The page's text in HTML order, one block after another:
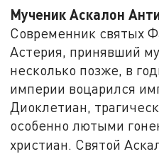
Мученик Аскалон
Современник святых
Астерия, принявший
несколько позже, в
империи воцарился
Диоклетиан,
особенно лютыми
христиан. Святой